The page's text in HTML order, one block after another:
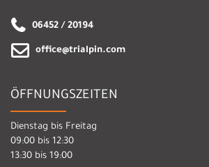
06452 / 20194
office@trialpin.com
ÖFFNUNGSZEITEN
Dienstag bis Freitag
09:00 bis 12:30
13:30 bis 19:00